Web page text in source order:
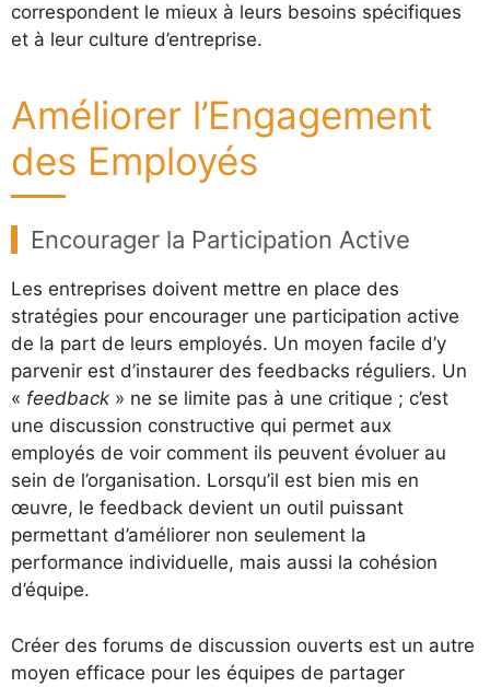
correspondent le mieux à leurs besoins spécifiques
et à leur culture d’entreprise.
Améliorer l’Engagement
des Employés
Encourager la Participation Active
Les entreprises doivent mettre en place des
stratégies pour encourager une participation active
de la part de leurs employés. Un moyen facile d’y
parvenir est d’instaurer des feedbacks réguliers. Un
« feedback » ne se limite pas à une critique ; c’est
une discussion constructive qui permet aux
employés de voir comment ils peuvent évoluer au
sein de l’organisation. Lorsqu’il est bien mis en
œuvre, le feedback devient un outil puissant
permettant d’améliorer non seulement la
performance individuelle, mais aussi la cohésion
d’équipe.
Créer des forums de discussion ouverts est un autre
moyen efficace pour les équipes de partager